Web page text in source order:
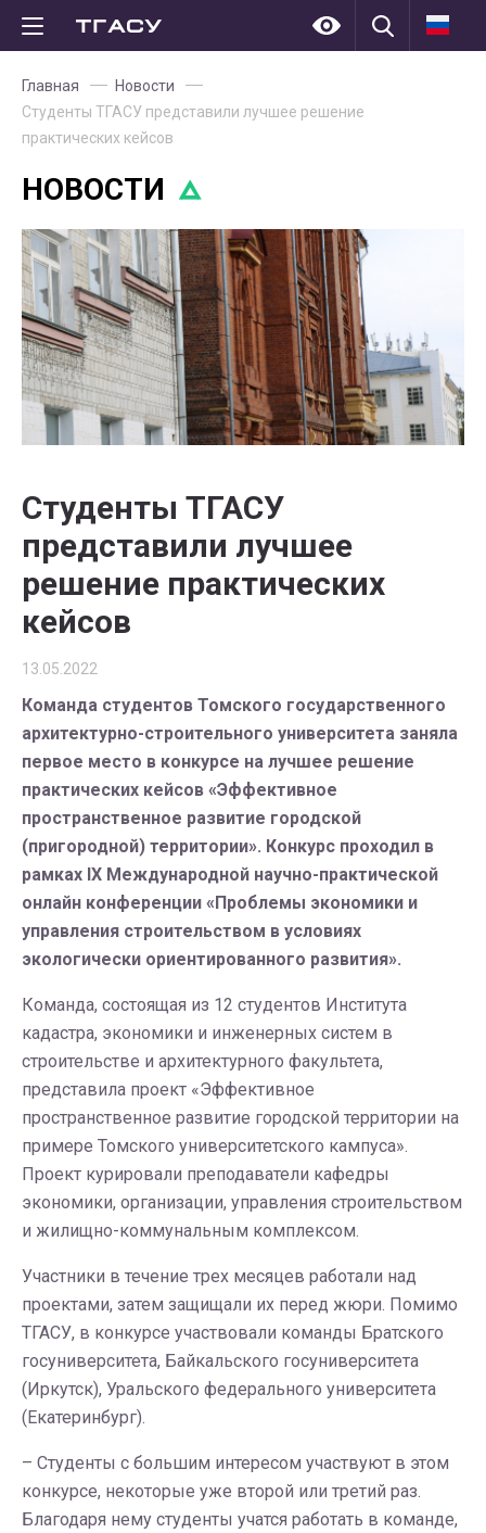
Главная
Новости
Студенты ТГАСУ представили лучшее решение
практических кейсов
НОВОСТИ
Студенты ТГАСУ
представили лучшее
решение практических
кейсов
13.05.2022
Команда студентов Томского государственного
архитектурно-строительного университета заняла
первое место в конкурсе на лучшее решение
практических кейсов «Эффективное
пространственное развитие городской
(пригородной) территории». Конкурс проходил в
рамках IX Международной научно-практической
онлайн конференции «Проблемы экономики и
управления строительством в условиях
экологически ориентированного развития».
Команда, состоящая из 12 студентов Института
кадастра, экономики и инженерных систем в
строительстве и архитектурного факультета,
представила проект «Эффективное
пространственное развитие городской территории на
примере Томского университетского кампуса».
Проект курировали преподаватели кафедры
экономики, организации, управления строительством
и жилищно-коммунальным комплексом.
Участники в течение трех месяцев работали над
проектами, затем защищали их перед жюри. Помимо
ТГАСУ, в конкурсе участвовали команды Братского
госуниверситета, Байкальского госуниверситета
(Иркутск), Уральского федерального университета
(Екатеринбург).
– Студенты с большим интересом участвуют в этом
конкурсе, некоторые уже второй или третий раз.
Благодаря нему студенты учатся работать в команде,